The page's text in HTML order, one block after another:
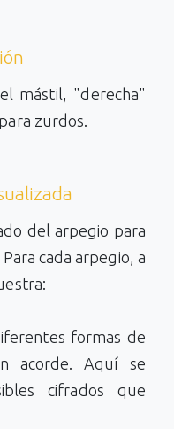
mástil, "derecha"
zurdos.
del arpegio para
cada arpegio, a
formas de
acorde. Aquí se
cifrados que